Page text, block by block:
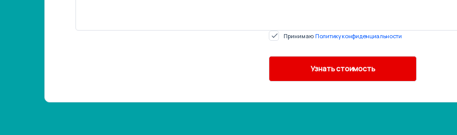
Принимаю Политику конфиденциальности